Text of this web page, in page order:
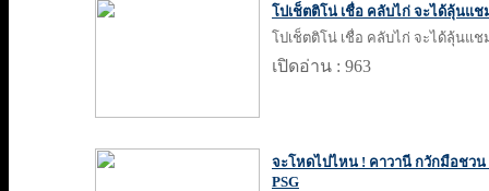
โปเช็ตติโน่ เชื่อ คลับไก่ จะได้ลุ้นแ
โปเช็ตติโน่ เชื่อ คลับไก่ จะได้ลุ้นแ
เปิดอ่าน : 963
จะโหดไปไหน ! คาวานี กวักมือชว
PSG